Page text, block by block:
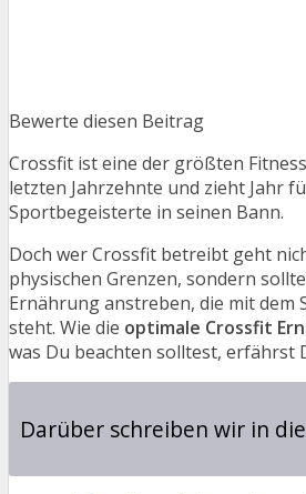
Bewerte diesen Beitrag
Crossfit ist eine der größten
letzten Jahrzehnte und zieht Jahr
Sportbegeisterte in seinen Bann.
Doch wer Crossfit betreibt geht
physischen Grenzen, sondern
Ernährung anstreben, die mit dem
steht. Wie die optimale Crossfit
was Du beachten solltest, erfährst
Darüber schreiben wir in